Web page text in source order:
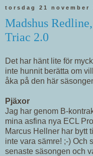
torsdag 21 november
Madshus
Triac 2.0
Det har hänt lite för
inte hunnit berätta om
åka på den här
Pjäxor
Jag har genom B-
mina asfina nya ECL
Marcus Hellner har bytt
inte vara sämre! ;-) Och
senaste säsongen och